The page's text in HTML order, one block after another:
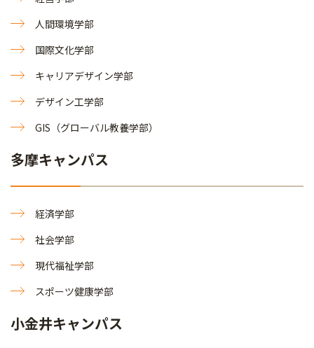
人間環境学部
国際文化学部
キャリアデザイン学部
デザイン工学部
GIS（グローバル教養学部）
多摩キャンパス
経済学部
社会学部
現代福祉学部
スポーツ健康学部
小金井キャンパス